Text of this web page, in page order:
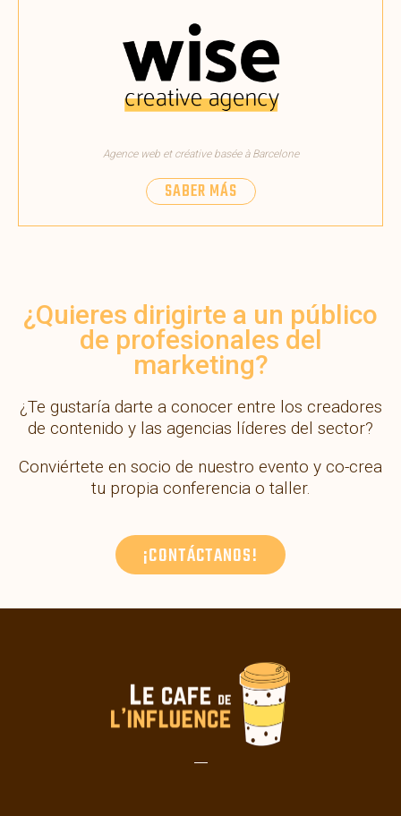
Agence web et créative basée à Barcelone
SABER MÁS
¿Quieres dirigirte a un público
de profesionales del
marketing?
¿Te gustaría darte a conocer entre los creadores
de contenido y las agencias líderes del sector?
Conviértete en socio de nuestro evento y co-crea
tu propia conferencia o taller.
¡CONTÁCTANOS!